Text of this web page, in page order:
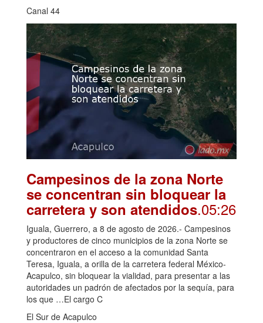
Canal 44
Campesinos de la zona Norte
se concentran sin bloquear la
carretera y son atendidos.05:26
Iguala, Guerrero, a 8 de agosto de 2026.- Campesinos
y productores de cinco municipios de la zona Norte se
concentraron en el acceso a la comunidad Santa
Teresa, Iguala, a orilla de la carretera federal México-
Acapulco, sin bloquear la vialidad, para presentar a las
autoridades un padrón de afectados por la sequía, para
los que …El cargo C
El Sur de Acapulco